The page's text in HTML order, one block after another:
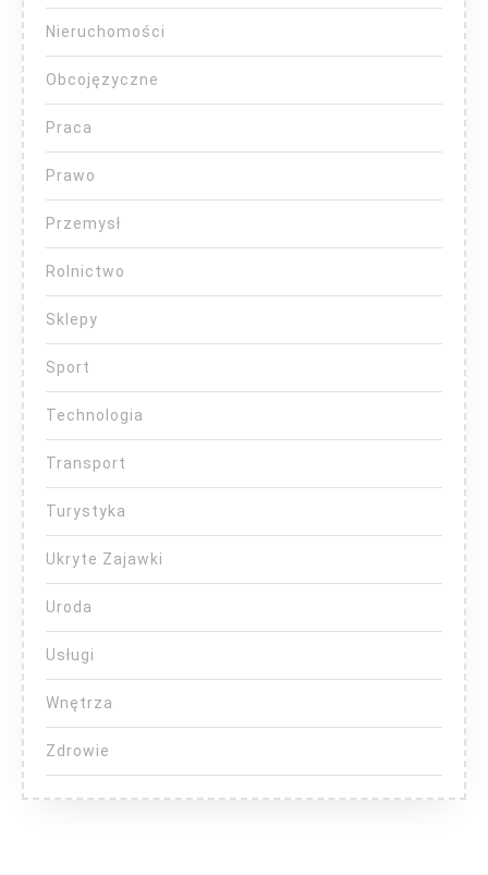
Nieruchomości
Obcojęzyczne
Praca
Prawo
Przemysł
Rolnictwo
Sklepy
Sport
Technologia
Transport
Turystyka
Ukryte Zajawki
Uroda
Usługi
Wnętrza
Zdrowie